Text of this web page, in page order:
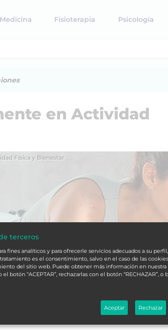
Medicina Fisioterapia Psicología
en Actividad
Física y Bienestar
terceros
fines analíticos y para ofrecerle servicios adecuados a su
es el consentimiento, salvo en el caso de las cookies
del sitio web. Puede obtener más información en nuestra
botón “ACEPTAR”, rechazarlas con el botón “RECHAZAR”, o
Aceptar Rechazar